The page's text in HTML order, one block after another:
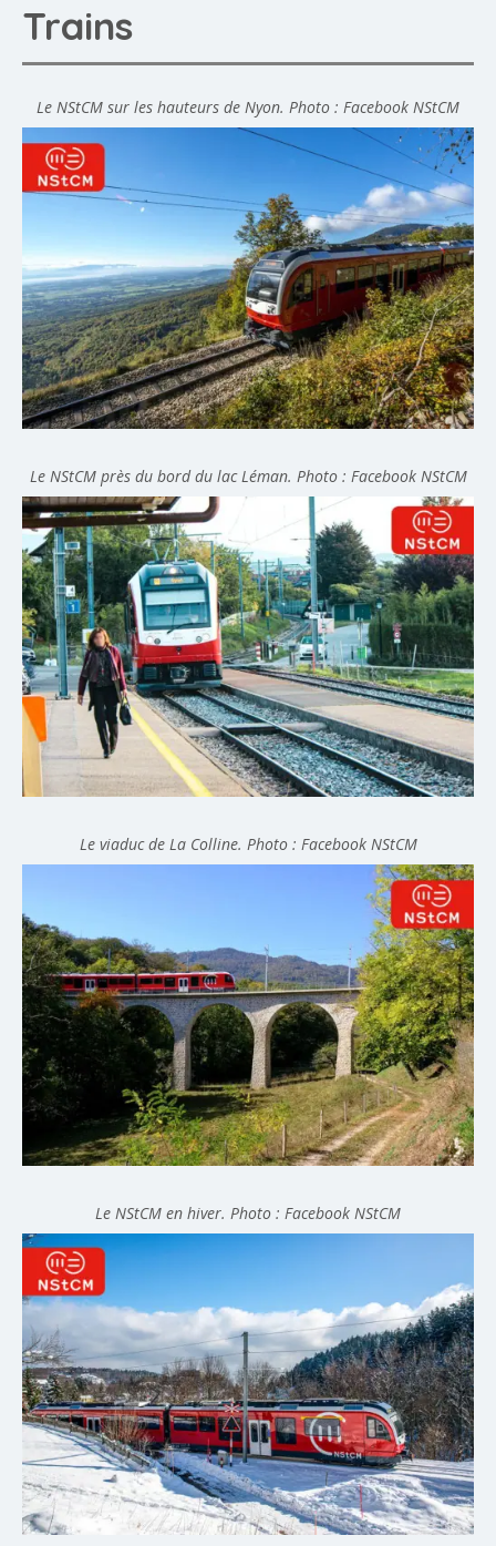
Trains
Le NStCM sur les hauteurs de Nyon. Photo : Facebook NStCM
Le NStCM près du bord du lac Léman. Photo : Facebook NStCM
Le viaduc de La Colline. Photo : Facebook NStCM
Le NStCM en hiver. Photo : Facebook NStCM